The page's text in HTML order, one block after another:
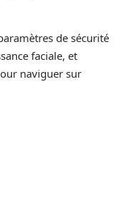
de sécurité
faciale, et
naviguer sur